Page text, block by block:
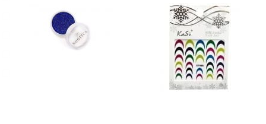
Iris'k Professional
NOGTIKA